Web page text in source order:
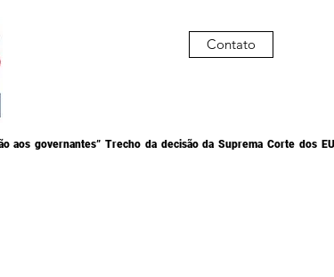
aos governantes” Trecho da decisão da Suprema Corte dos
Contato